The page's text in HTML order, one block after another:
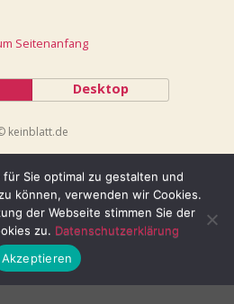
Seitenanfang
Desktop
keinblatt.de
Sie optimal zu gestalten und
können, verwenden wir Cookies.
der Webseite stimmen Sie der
zu. Datenschutzerklärung
Akzeptieren